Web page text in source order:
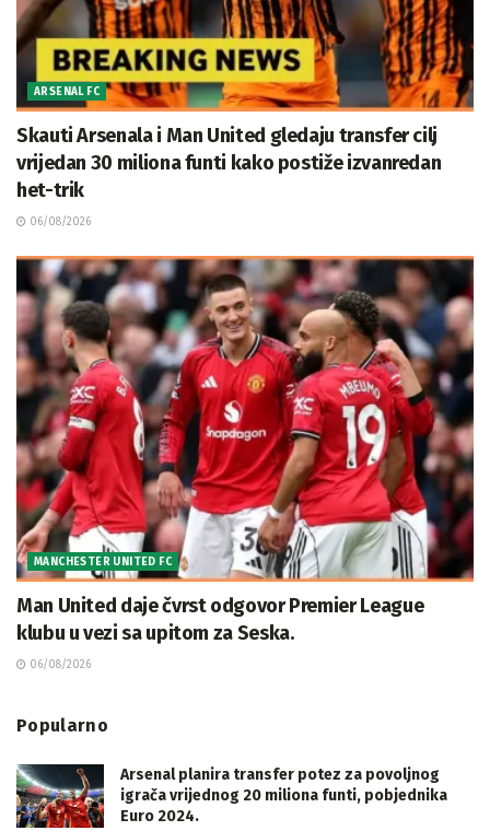
ARSENAL FC
Skauti Arsenala i Man United gledaju transfer cilj
vrijedan 30 miliona funti kako postiže izvanredan
het-trik
06/08/2026
MANCHESTER UNITED FC
Man United daje čvrst odgovor Premier League
klubu u vezi sa upitom za Seska.
06/08/2026
Popularno
Arsenal planira transfer potez za povoljnog
igrača vrijednog 20 miliona funti, pobjednika
Euro 2024.